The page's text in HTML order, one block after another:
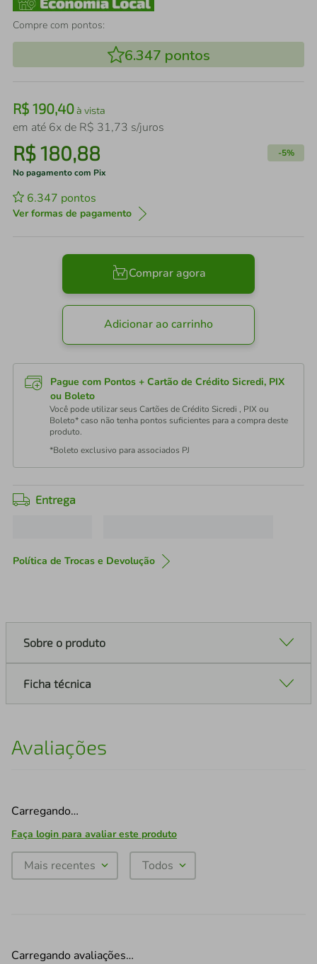
Compre com pontos:
6.347 pontos
R$ 190,40à vista
em até 6x de R$ 31,73 s/juros
R$180,88 -5%
No pagamento com Pix
6.347 pontos
Ver formas de pagamento
Comprar agora
Adicionar ao carrinho
Pague com Pontos + Cartão de Crédito Sicredi, PIX
ou Boleto
Você pode utilizar seus Cartões de Crédito Sicredi , PIX ou
Boleto* caso não tenha pontos suficientes para a compra deste
produto.
*Boleto exclusivo para associados PJ
Entrega
Política de Trocas e Devolução
Sobre o produto
Ficha técnica
Avaliações
Carregando…
Faça login para avaliar este produto
Mais recentes Todos
Carregando avaliações…